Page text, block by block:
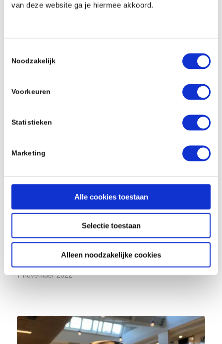
van deze website ga je hiermee akkoord.
Noodzakelijk
Voorkeuren
Statistieken
Marketing
Alle cookies toestaan
Selectie toestaan
Alleen noodzakelijke cookies
24 november 2022
7 november 2022